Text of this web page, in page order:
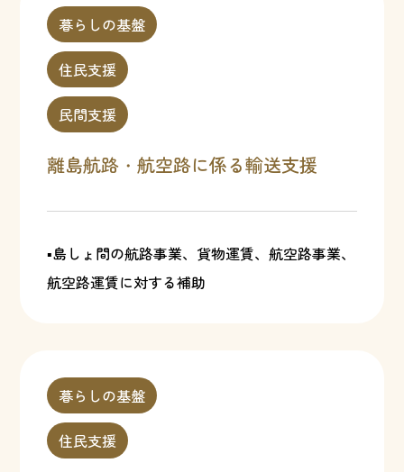
暮らしの基盤
住民支援
民間支援
離島航路・航空路に係る輸送支援
▪島しょ間の航路事業、貨物運賃、航空路事業、
航空路運賃に対する補助
暮らしの基盤
住民支援